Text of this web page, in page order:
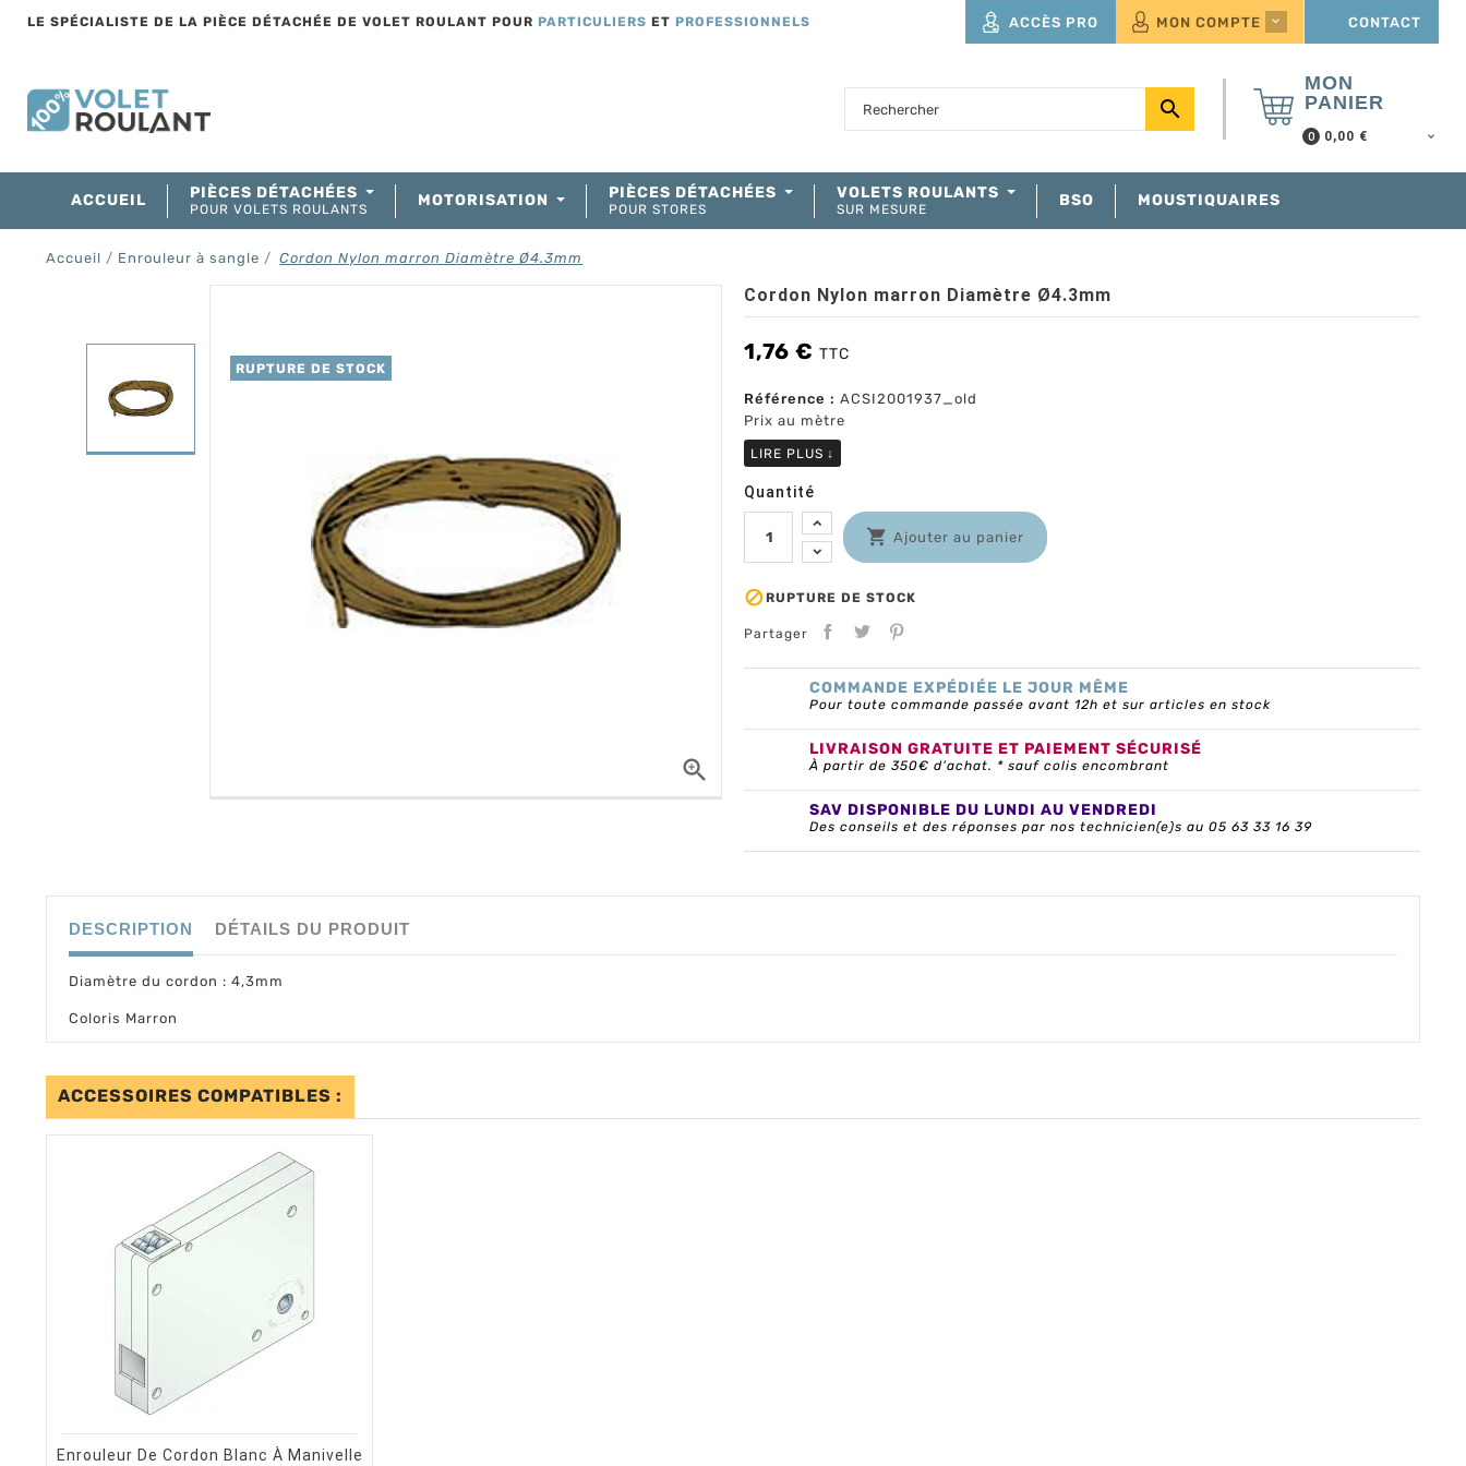
LE SPÉCIALISTE DE LA PIÈCE DÉTACHÉE DE VOLET ROULANT POUR PARTICULIERS ET PROFESSIONNELS ACCÈS PRO MON COMPTE  CONTACT

MON
PANIER
0 0,00 €
ACCUEIL PIÈCES DÉTACHÉES
POUR VOLETS ROULANTS MOTORISATION PIÈCES DÉTACHÉES
POUR STORES
VOLETS ROULANTS
SUR MESURE BSO MOUSTIQUAIRES
Accueil Enrouleur à sangle Cordon Nylon marron Diamètre Ø4.3mm

RUPTURE DE STOCK
Cordon Nylon marron Diamètre Ø4.3mm
1,76 € TTC
Référence : ACSI2001937_old
Prix au mètre
LIRE PLUS ↓
Quantité
 Ajouter au panier
 RUPTURE DE STOCK
Partager
COMMANDE EXPÉDIÉE LE JOUR MÊME
Pour toute commande passée avant 12h et sur articles en stock
LIVRAISON GRATUITE ET PAIEMENT SÉCURISÉ
À partir de 350€ d’achat. * sauf colis encombrant
SAV DISPONIBLE DU LUNDI AU VENDREDI
Des conseils et des réponses par nos technicien(e)s au 05 63 33 16 39
DESCRIPTION DÉTAILS DU PRODUIT
Diamètre du cordon : 4,3mm
Coloris Marron
ACCESSOIRES COMPATIBLES :
Enrouleur De Cordon Blanc À Manivelle